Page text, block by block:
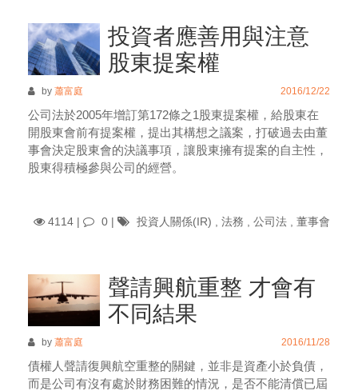
投資者應善用與注意
股東提案權
by 蕭富庭 2016/12/22
公司法於2005年增訂第172條之1股東提案權，給股東在
開股東會前有提案權，提出其構想之議案，打破過去由董
事會決定股東會的決議事項，讓股東擁有提案的自主性，
股東得積極參與公司的經營。
4114 | 0 | 投資人關係(IR) 法務 公司法 董事會
聲請興航重整 才會有
不同結果
by 蕭富庭 2016/11/28
債權人聲請復興航空重整的關鍵，並非是資產小於負債，
而是公司有沒有處於財務困難的情況，是否不能清償已屆